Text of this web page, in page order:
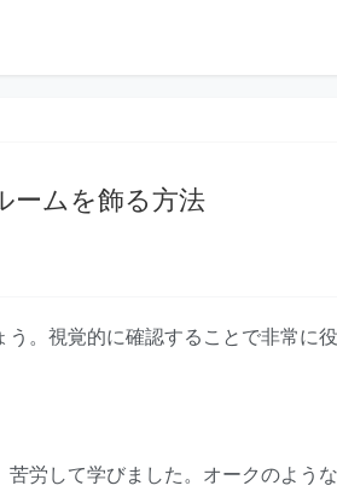
ームを飾る方法
。視覚的に確認することで非常に
労して学びました。オークのよう